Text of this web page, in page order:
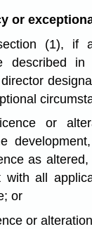
or
(1), if
described in
or
as
with all
or
or